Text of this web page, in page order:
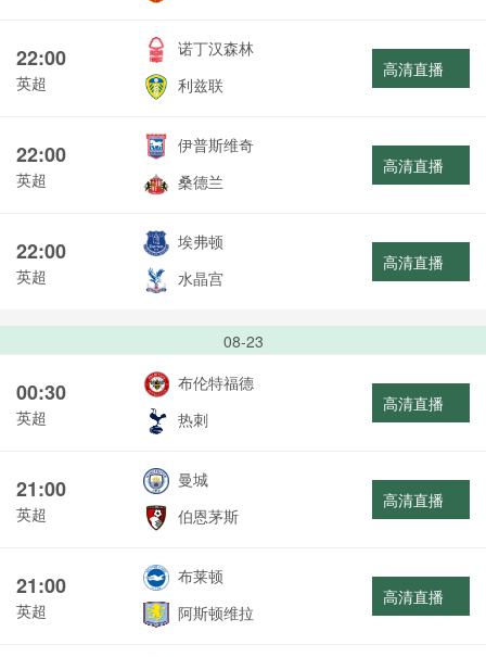
22:00
英超
诺丁汉森林
利兹联
高清直播
22:00
英超
伊普斯维奇
桑德兰
高清直播
22:00
英超
埃弗顿
水晶宫
高清直播
08-23
00:30
英超
布伦特福德
热刺
高清直播
21:00
英超
曼城
伯恩茅斯
高清直播
21:00
英超
布莱顿
阿斯顿维拉
高清直播